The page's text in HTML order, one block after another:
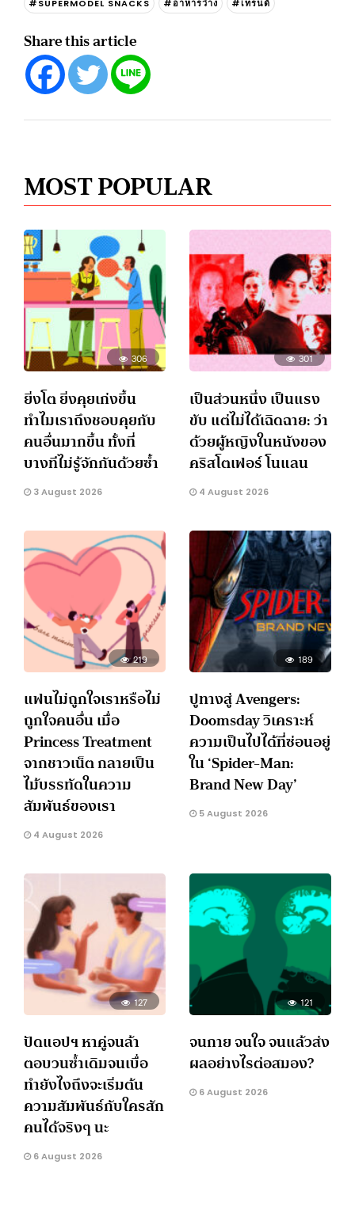
#SUPERMODEL SNACKS #อาหารว่าง #เทรนด์
Share this article
MOST POPULAR
306
ยิ่งโต ยิ่งคุยเก่งขึ้น
ทำไมเราถึงชอบคุยกับ
คนอื่นมากขึ้น ทั้งที่
บางทีไม่รู้จักกันด้วยซ้ำ
3 August 2026
301
เป็นส่วนหนึ่ง เป็นแรง
ขับ แต่ไม่ได้เฉิดฉาย: ว่า
ด้วยผู้หญิงในหนังของ
คริสโตเฟอร์ โนแลน
4 August 2026
219
แฟนไม่ถูกใจเราหรือไม่
ถูกใจคนอื่น เมื่อ
Princess Treatment
จากชาวเน็ต กลายเป็น
ไม้บรรทัดในความ
สัมพันธ์ของเรา
4 August 2026
189
ปูทางสู่ Avengers:
Doomsday วิเคราะห์
ความเป็นไปได้ที่ซ่อนอยู่
ใน ‘Spider-Man:
Brand New Day’
5 August 2026
127
ปัดแอปฯ หาคู่จนล้า
ตอบวนซ้ำเดิมจนเบื่อ
ทำยังไงถึงจะเริ่มต้น
ความสัมพันธ์กับใครสัก
คนได้จริงๆ นะ
6 August 2026
121
จนกาย จนใจ จนแล้วส่ง
ผลอย่างไรต่อสมอง?
6 August 2026